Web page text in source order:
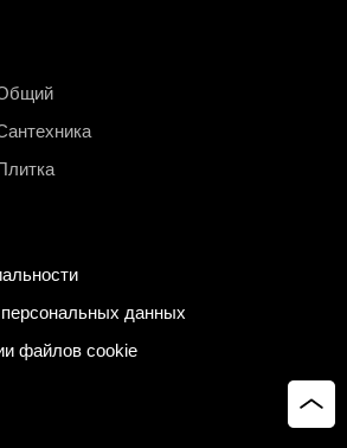
данных
файлов cookie